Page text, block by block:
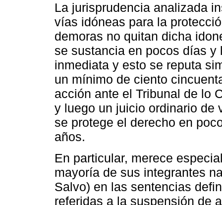
La jurisprudencia analizada
vías idóneas para la
demoras no quitan dicha
se sustancia en pocos días
inmediata y esto se reputa
un mínimo de ciento
acción ante el Tribunal de lo
y luego un juicio ordinario de
se protege el derecho en
años.
En particular, merece
mayoría de sus integrantes
Salvo) en las sentencias
referidas a la suspensión de